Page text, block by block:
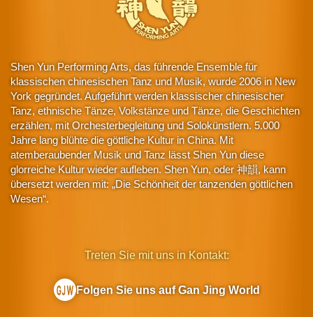
Shen Yun Performing Arts, das führende Ensemble für
klassischen chinesischen Tanz und Musik, wurde 2006 in New
York gegründet. Aufgeführt werden klassischer chinesischer
Tanz, ethnische Tänze, Volkstänze und Tänze, die Geschichten
erzählen, mit Orchesterbegleitung und Solokünstlern. 5.000
Jahre lang blühte die göttliche Kultur in China. Mit
atemberaubender Musik und Tanz lässt Shen Yun diese
glorreiche Kultur wieder aufleben. Shen Yun, oder 神韻, kann
übersetzt werden mit: „Die Schönheit der tanzenden göttlichen
Wesen“.
Treten Sie mit uns in Kontakt:
Folgen Sie uns auf Gan Jing World